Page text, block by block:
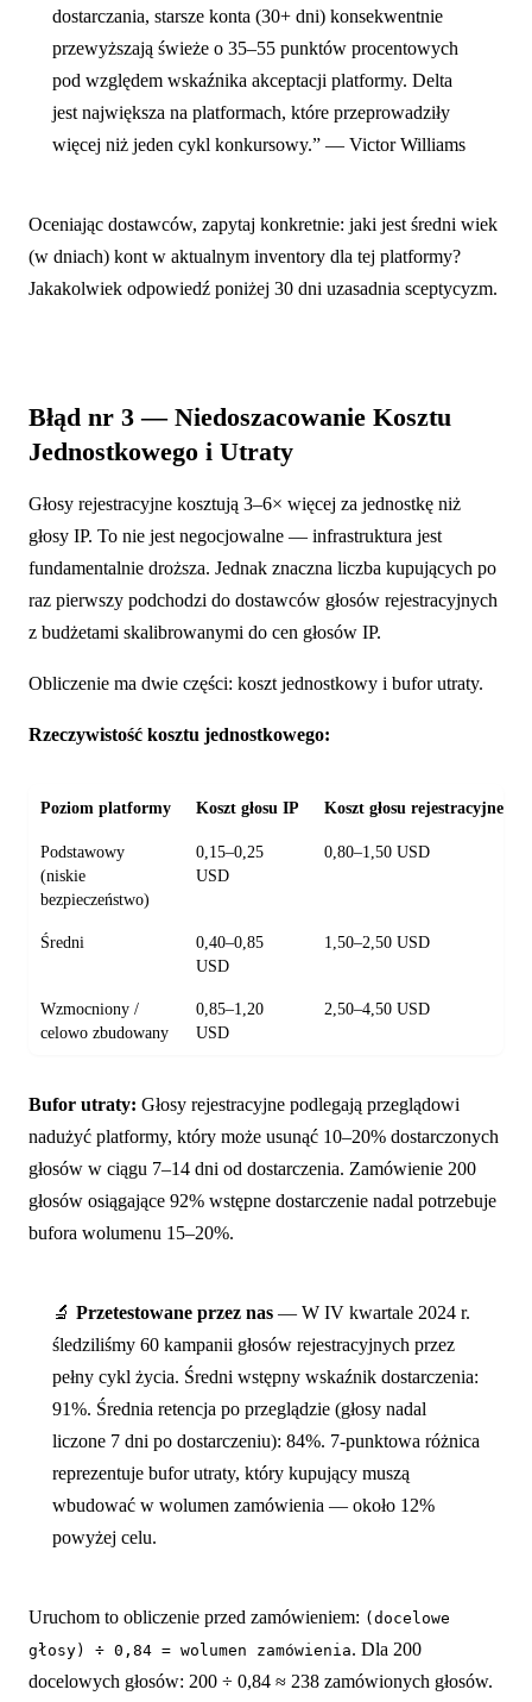
dostarczania, starsze konta (30+ dni) konsekwentnie
przewyższają świeże o 35–55 punktów procentowych
pod względem wskaźnika akceptacji platformy. Delta
jest największa na platformach, które przeprowadziły
więcej niż jeden cykl konkursowy.” — Victor Williams
Oceniając dostawców, zapytaj konkretnie: jaki jest średni wiek
(w dniach) kont w aktualnym inventory dla tej platformy?
Jakakolwiek odpowiedź poniżej 30 dni uzasadnia sceptycyzm.
Błąd nr 3 — Niedoszacowanie Kosztu
Jednostkowego i Utraty
Głosy rejestracyjne kosztują 3–6× więcej za jednostkę niż
głosy IP. To nie jest negocjowalne — infrastruktura jest
fundamentalnie droższa. Jednak znaczna liczba kupujących po
raz pierwszy podchodzi do dostawców głosów rejestracyjnych
z budżetami skalibrowanymi do cen głosów IP.
Obliczenie ma dwie części: koszt jednostkowy i bufor utraty.
Rzeczywistość kosztu jednostkowego:
Poziom platformy Koszt głosu IP Koszt głosu rejestracyjnego
Podstawowy
(niskie
bezpieczeństwo)
0,15–0,25
USD
0,80–1,50 USD
Średni
0,40–0,85
USD
1,50–2,50 USD
Wzmocniony /
celowo zbudowany
0,85–1,20
USD
2,50–4,50 USD
Bufor utraty: Głosy rejestracyjne podlegają przeglądowi
nadużyć platformy, który może usunąć 10–20% dostarczonych
głosów w ciągu 7–14 dni od dostarczenia. Zamówienie 200
głosów osiągające 92% wstępne dostarczenie nadal potrzebuje
bufora wolumenu 15–20%.
🔬 Przetestowane przez nas — W IV kwartale 2024 r.
śledziliśmy 60 kampanii głosów rejestracyjnych przez
pełny cykl życia. Średni wstępny wskaźnik dostarczenia:
91%. Średnia retencja po przeglądzie (głosy nadal
liczone 7 dni po dostarczeniu): 84%. 7-punktowa różnica
reprezentuje bufor utraty, który kupujący muszą
wbudować w wolumen zamówienia — około 12%
powyżej celu.
Uruchom to obliczenie przed zamówieniem: (docelowe
głosy) ÷ 0,84 = wolumen zamówienia. Dla 200
docelowych głosów: 200 ÷ 0,84 ≈ 238 zamówionych głosów.